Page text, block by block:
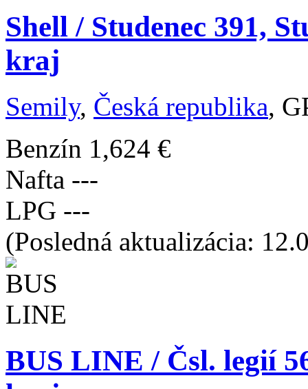
Shell / Studenec 391,
kraj
Semily, Česká republika,
Benzín 1,624 €
Nafta ---
LPG ---
(Posledná aktualizácia:
BUS LINE / Čsl. legií